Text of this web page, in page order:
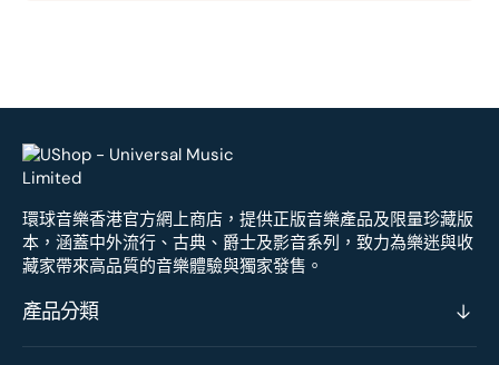
環球音樂香港官方網上商店，提供正版音樂產品及限量珍藏版
本，涵蓋中外流行、古典、爵士及影音系列，致力為樂迷與收
藏家帶來高品質的音樂體驗與獨家發售。
產品分類